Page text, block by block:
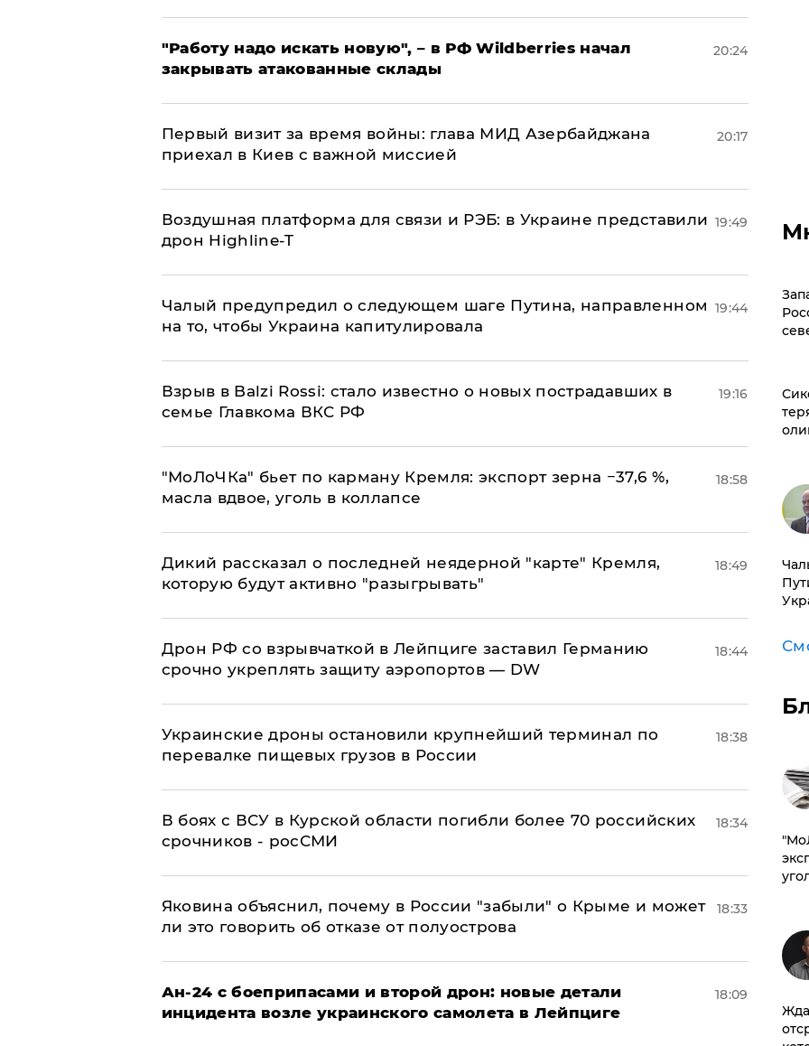
"Работу надо искать новую", – в РФ Wildberries начал
закрывать атакованные склады
20:24
Первый визит за время войны: глава МИД Азербайджана
приехал в Киев с важной миссией
20:17
Воздушная платформа для связи и РЭБ: в Украине представили
дрон Highline-T
19:49
Чалый предупредил о следующем шаге Путина, направленном
на то, чтобы Украина капитулировала
19:44
Взрыв в Balzi Rossi: стало известно о новых пострадавших в
семье Главкома ВКС РФ
19:16
​"МоЛоЧКа" бьет по карману Кремля: экспорт зерна −37,6 %,
масла вдвое, уголь в коллапсе
18:58
Дикий рассказал о последней неядерной "карте" Кремля,
которую будут активно "разыгрывать"
18:49
​Дрон РФ со взрывчаткой в Лейпциге заставил Германию
срочно укреплять защиту аэропортов — DW
18:44
Украинские дроны остановили крупнейший терминал по
перевалке пищевых грузов в России
18:38
В боях с ВСУ в Курской области погибли более 70 российских
срочников - росСМИ
18:34
Яковина объяснил, почему в России "забыли" о Крыме и может
ли это говорить об отказе от полуострова
18:33
Ан-24 с боеприпасами и второй дрон: новые детали
инцидента возле украинского самолета в Лейпциге
18:09